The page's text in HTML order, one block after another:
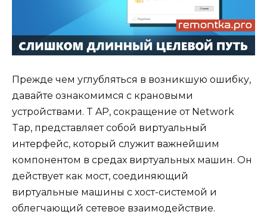
Прежде чем углубляться в возникшую ошибку,
давайте ознакомимся с крановыми
устройствами. T AP, сокращение от Network
Tap, представляет собой виртуальный
интерфейс, который служит важнейшим
компонентом в средах виртуальных машин. Он
действует как мост, соединяющий
виртуальные машины с хост-системой и
облегчающий сетевое взаимодействие.